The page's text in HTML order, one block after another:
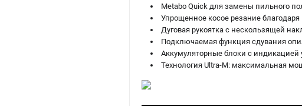
Metabo Quick для замены пильного
Упрощенное косое резание
Дуговая рукоятка с нескользящей
Подключаемая функция сдувания
Аккумуляторные блоки с индикацией
Технология Ultra-M: максимальная